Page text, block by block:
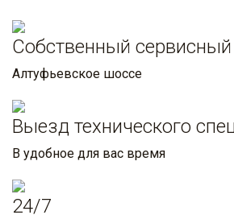
Собственный сервисный
Алтуфьевское шоссе
Выезд технического
В удобное для вас время
24/7